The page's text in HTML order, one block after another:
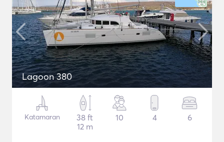
Lagoon 380
Katamaran
38 ft
12 m
10 4 6